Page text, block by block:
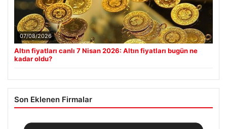
07/08/2026
Altın fiyatları canlı 7 Nisan 2026: Altın fiyatları bugün ne
kadar oldu?
Son Eklenen Firmalar